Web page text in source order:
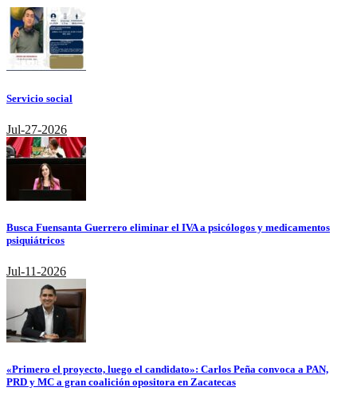
Servicio social
Jul-27-2026
Busca Fuensanta Guerrero eliminar el IVA a psicólogos y medicamentos
psiquiátricos
Jul-11-2026
«Primero el proyecto, luego el candidato»: Carlos Peña convoca a PAN,
PRD y MC a gran coalición opositora en Zacatecas